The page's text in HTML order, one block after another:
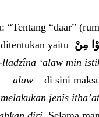
“Tentang “daar”
yaitu
‘alaw min
– alaw – di sini
jenis